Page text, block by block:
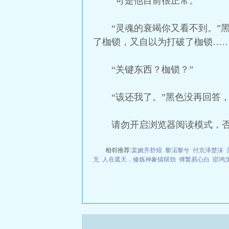
“灵魂的衰竭你又看不到。”
了枷锁，又自以为打破了枷锁
“关键东西？枷锁？”
“该还我了。”黑色没再回答
请勿开启浏览器阅读模式，
相邻推荐:棠婉齐舒烺 黎渃黎兮 付京泽楚沫
无 人在遮天，修炼神象镇狱劲 傅繁易心白 邵鸿